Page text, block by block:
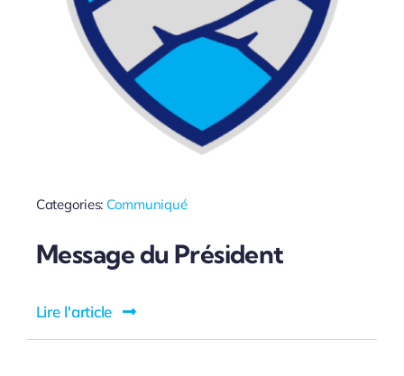
Categories: Communiqué
Message du Président
Lire l'article